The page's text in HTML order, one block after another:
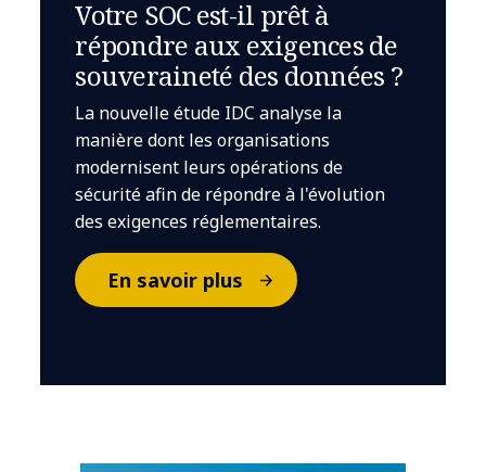
Votre SOC est-il prêt à
répondre aux exigences de
souveraineté des données ?
La nouvelle étude IDC analyse la
manière dont les organisations
modernisent leurs opérations de
sécurité afin de répondre à l'évolution
des exigences réglementaires.
En savoir plus